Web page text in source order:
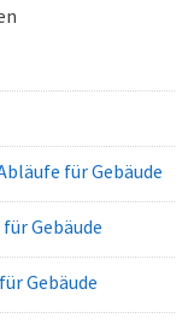
für Gebäude
Gebäude
Gebäude